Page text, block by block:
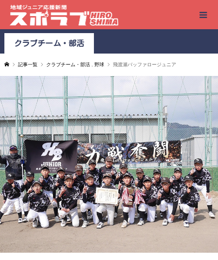
クラブチーム・部活
記事一覧 クラブチーム・部活 ,野球 飛渡瀬バッファロージュニア